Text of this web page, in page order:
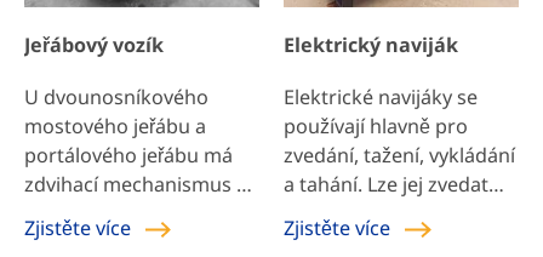
Jeřábový vozík
U dvounosníkového
mostového jeřábu a
portálového jeřábu má
zdvihací mechanismus a
pojezdový mechanismus
vozíku obecně následující
Zjistěte více
Elektrický naviják
Elektrické navijáky se
používají hlavně pro
zvedání, tažení, vykládání
a tahání. Lze jej zvedat
vertikálně, horizontálně
nebo nakloněný.
Zjistěte více